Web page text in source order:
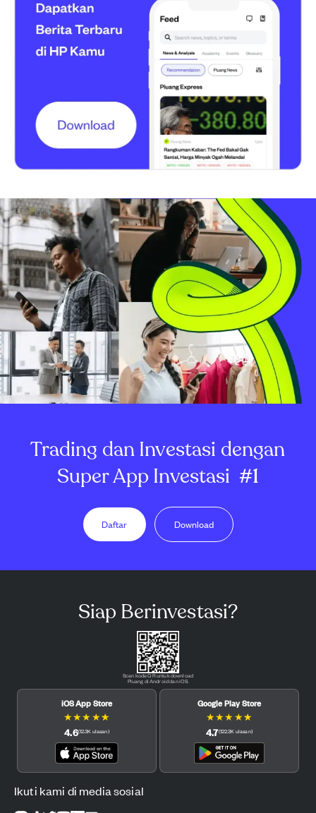
Trading dan Investasi dengan
Super App Investasi #1
Daftar Download
Siap Berinvestasi?
Scan kode QR untuk download
Pluang di Android dan iOS.
iOS App Store
★★★ ★★
4.6(12.3K ulasan)
Google Play Store
★★★ ★★
4.7(122.3K ulasan)
Ikuti kami di media sosial